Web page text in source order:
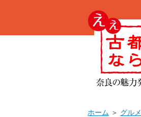
ホーム ＞ グルメ